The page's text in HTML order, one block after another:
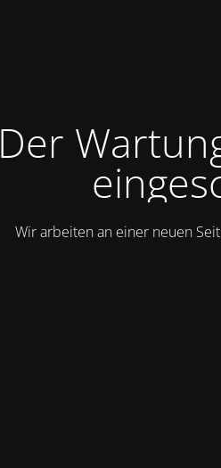
Der
Wir arbeiten an einer neuen